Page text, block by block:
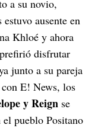
a su novio,
ausente en
Khloé y ahora
disfrutar
junto a su pareja
con E! News, los
y Reign se
pueblo Positano